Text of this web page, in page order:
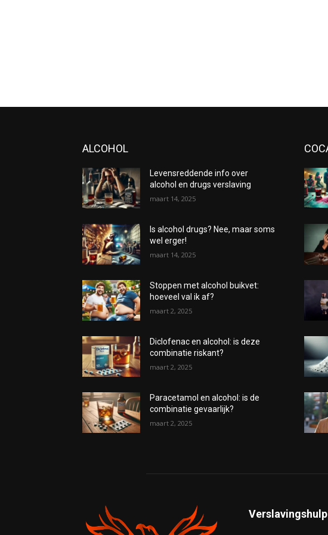
ALCOHOL
Levensreddende info over
alcohol en drugs verslaving
maart 14, 2025
Is alcohol drugs? Nee, maar soms
wel erger!
maart 14, 2025
Stoppen met alcohol buikvet:
hoeveel val ik af?
maart 2, 2025
Diclofenac en alcohol: is deze
combinatie riskant?
maart 2, 2025
Paracetamol en alcohol: is de
combinatie gevaarlijk?
maart 2, 2025